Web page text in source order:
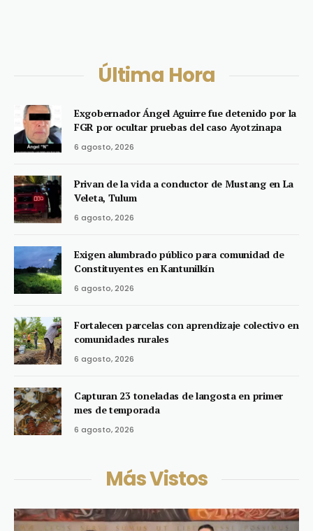
Última Hora
Exgobernador Ángel Aguirre fue detenido por la
FGR por ocultar pruebas del caso Ayotzinapa
6 agosto, 2026
Privan de la vida a conductor de Mustang en La
Veleta, Tulum
6 agosto, 2026
Exigen alumbrado público para comunidad de
Constituyentes en Kantunilkín
6 agosto, 2026
Fortalecen parcelas con aprendizaje colectivo en
comunidades rurales
6 agosto, 2026
Capturan 23 toneladas de langosta en primer
mes de temporada
6 agosto, 2026
Más Vistos